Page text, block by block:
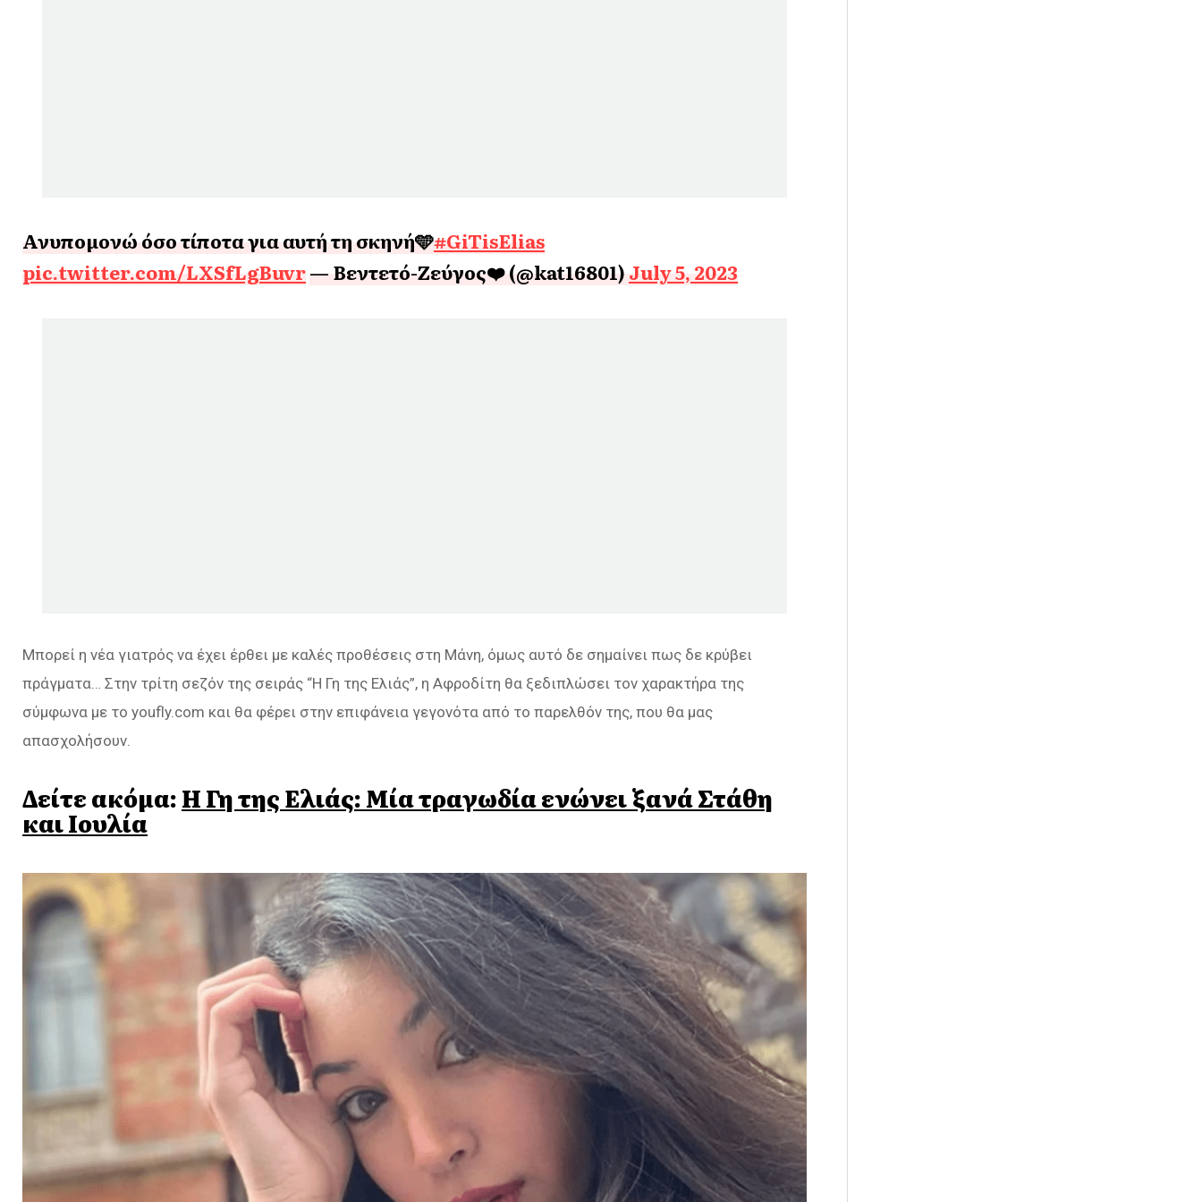
Ανυπομονώ όσο τίποτα για αυτή τη σκηνή🩵#GiTisElias
pic.twitter.com/LXSfLgBuvr— Βεντετό-Ζεύγος❤️ (@kat16801)July 5, 2023
Μπορεί η νέα γιατρός να έχει έρθει με καλές προθέσεις στη Μάνη, όμως αυτό δε σημαίνει πως δε κρύβει
πράγματα… Στην τρίτη σεζόν της σειράς “Η Γη της Ελιάς”, η Αφροδίτη θα ξεδιπλώσει τον χαρακτήρα της
σύμφωνα με το youfly.com και θα φέρει στην επιφάνεια γεγονότα από το παρελθόν της, που θα μας
απασχολήσουν.
Δείτε ακόμα:Η Γη της Ελιάς: Μία τραγωδία ενώνει ξανά Στάθη
και Ιουλία